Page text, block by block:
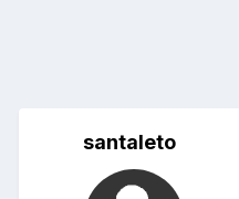
santaleto